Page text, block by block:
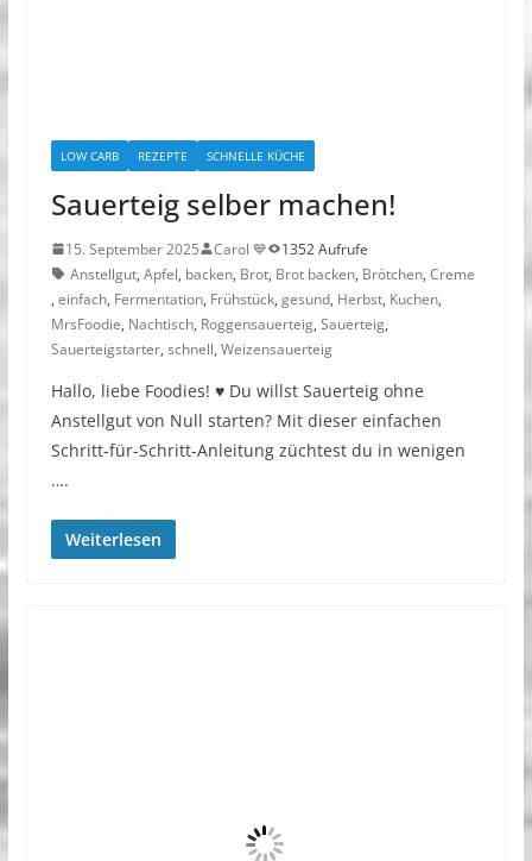
LOW CARB REZEPTE SCHNELLE KÜCHE
Sauerteig selber machen!
15. September 2025 Carol 💙
1352 Aufrufe
Anstellgut, Apfel, backen, Brot, Brot backen, Brötchen, Creme
, einfach, Fermentation, Frühstück, gesund, Herbst, Kuchen,
MrsFoodie, Nachtisch, Roggensauerteig, Sauerteig,
Sauerteigstarter, schnell, Weizensauerteig
Hallo, liebe Foodies! ♥︎ Du willst Sauerteig ohne
Anstellgut von Null starten? Mit dieser einfachen
Schritt-für-Schritt-Anleitung züchtest du in wenigen
….
Weiterlesen